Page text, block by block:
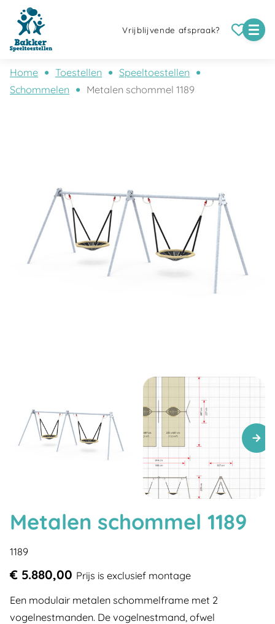
Vrijblijvende afspraak?
Home Toestellen
Speeltoestellen
Schommelen
Metalen schommel 1189
Metalen schommel 1189
1189
€ 5.880,00 Prijs is exclusief montage
Een modulair metalen schommelframe met 2
vogelnestmanden. De vogelnestmand, ofwel